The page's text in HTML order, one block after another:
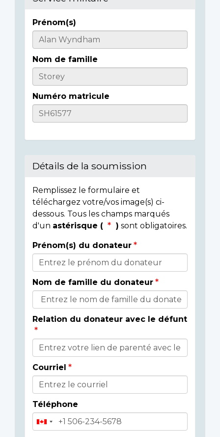
Informations
sur
l'individu
Prénom(s)
Nom de famille
Numéro matricule
Détails de la soumission
Remplissez le formulaire et
téléchargez votre/vos image(s) ci-
dessous. Tous les champs marqués
d'un astérisque ( ) sont obligatoires.
Détails
du
donateur
Prénom(s) du donateur
Nom de famille du donateur
Relation du donateur avec le défunt
Courriel
Téléphone